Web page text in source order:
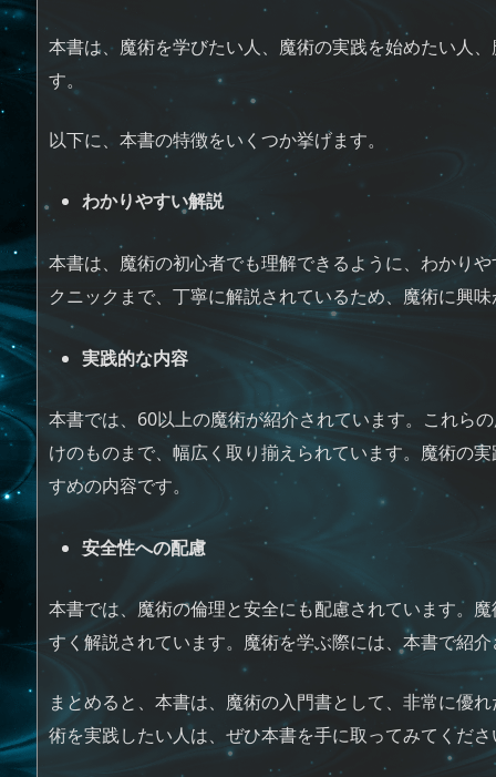
本書は、魔術を学びたい人、魔術の実践を始めたい人
す。
以下に、本書の特徴をいくつか挙げます。
わかりやすい解説
本書は、魔術の初心者でも理解できるように、わかり
クニックまで、丁寧に解説されているため、魔術に興
実践的な内容
本書では、60以上の魔術が紹介されています。これら
けのものまで、幅広く取り揃えられています。魔術の
すめの内容です。
安全性への配慮
本書では、魔術の倫理と安全にも配慮されています。
すく解説されています。魔術を学ぶ際には、本書で紹
まとめると、本書は、魔術の入門書として、非常に優
術を実践したい人は、ぜひ本書を手に取ってみてくだ